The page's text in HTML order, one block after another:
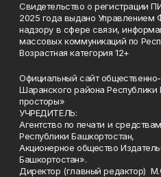
Свидетельство о регистрации
2025 года выдано Управлением
надзору в сфере связи,
массовых коммуникаций по
Возрастная категория 12+
Официальный сайт
Шаранского района
просторы»
УЧРЕДИТЕЛЬ:
Агентство по печати и
Республики Башкортостан,
Акционерное общество
Башкортостан».
Директор (главный редактор)